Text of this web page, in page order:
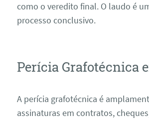
como o veredito final. O laudo é
processo conclusivo.
Perícia Grafotécnica
A perícia grafotécnica é
assinaturas em contratos,